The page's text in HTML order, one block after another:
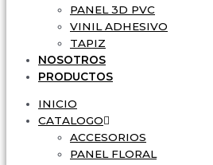
PANEL 3D PVC
VINIL ADHESIVO
TAPIZ
NOSOTROS
PRODUCTOS
INICIO
CATALOGO
ACCESORIOS
PANEL FLORAL